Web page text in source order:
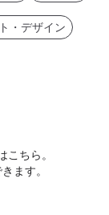
・デザイン
ちら。
ます。